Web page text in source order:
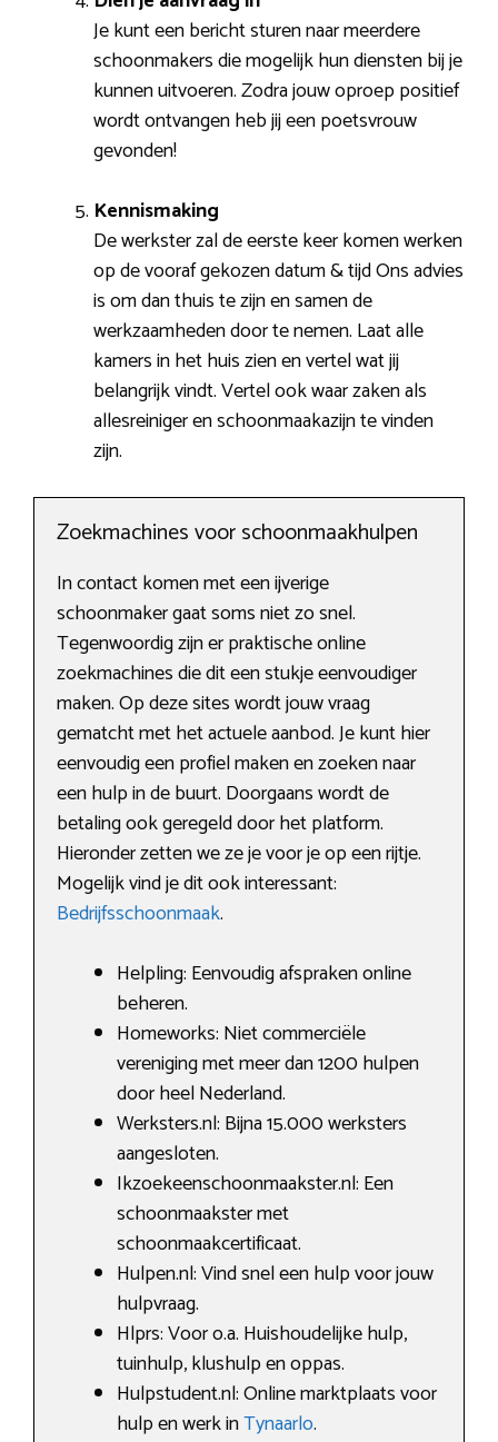
Je kunt een bericht sturen naar meerdere
schoonmakers die mogelijk hun diensten bij je
kunnen uitvoeren. Zodra jouw oproep positief
wordt ontvangen heb jij een poetsvrouw
gevonden!
Kennismaking
De werkster zal de eerste keer komen werken
op de vooraf gekozen datum & tijd Ons advies
is om dan thuis te zijn en samen de
werkzaamheden door te nemen. Laat alle
kamers in het huis zien en vertel wat jij
belangrijk vindt. Vertel ook waar zaken als
allesreiniger en schoonmaakazijn te vinden
zijn.
Zoekmachines voor schoonmaakhulpen
In contact komen met een ijverige
schoonmaker gaat soms niet zo snel.
Tegenwoordig zijn er praktische online
zoekmachines die dit een stukje eenvoudiger
maken. Op deze sites wordt jouw vraag
gematcht met het actuele aanbod. Je kunt hier
eenvoudig een profiel maken en zoeken naar
een hulp in de buurt. Doorgaans wordt de
betaling ook geregeld door het platform.
Hieronder zetten we ze je voor je op een rijtje.
Mogelijk vind je dit ook interessant:
Bedrijfsschoonmaak.
Helpling: Eenvoudig afspraken online
beheren.
Homeworks: Niet commerciële
vereniging met meer dan 1200 hulpen
door heel Nederland.
Werksters.nl: Bijna 15.000 werksters
aangesloten.
Ikzoekeenschoonmaakster.nl: Een
schoonmaakster met
schoonmaakcertificaat.
Hulpen.nl: Vind snel een hulp voor jouw
hulpvraag.
Hlprs: Voor o.a. Huishoudelijke hulp,
tuinhulp, klushulp en oppas.
Hulpstudent.nl: Online marktplaats voor
hulp en werk inTynaarlo.